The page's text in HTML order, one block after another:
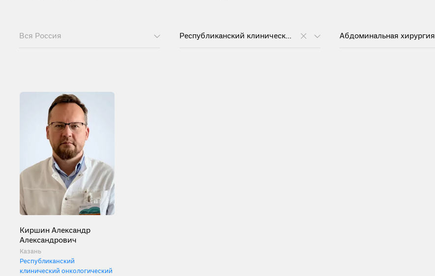
Вся Россия Республиканский клинический онкологический диспансер им. проф. М.З. Сигала Абдоминальная хирургия
Киршин Александр
Александрович
Казань
Республиканский
клинический онкологический